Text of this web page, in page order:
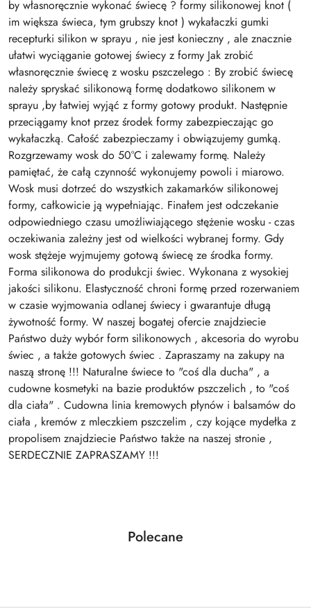
by własnoręcznie wykonać świecę ? formy silikonowej knot (
im większa świeca, tym grubszy knot ) wykałaczki gumki
recepturki silikon w sprayu , nie jest konieczny , ale znacznie
ułatwi wyciąganie gotowej świecy z formy Jak zrobić
własnoręcznie świecę z wosku pszczelego : By zrobić świecę
należy spryskać silikonową formę dodatkowo silikonem w
sprayu ,by łatwiej wyjąć z formy gotowy produkt. Następnie
przeciągamy knot przez środek formy zabezpieczając go
wykałaczką. Całość zabezpieczamy i obwiązujemy gumką.
Rozgrzewamy wosk do 50°C i zalewamy formę. Należy
pamiętać, że całą czynność wykonujemy powoli i miarowo.
Wosk musi dotrzeć do wszystkich zakamarków silikonowej
formy, całkowicie ją wypełniając. Finałem jest odczekanie
odpowiedniego czasu umożliwiającego stężenie wosku - czas
oczekiwania zależny jest od wielkości wybranej formy. Gdy
wosk stężeje wyjmujemy gotową świecę ze środka formy.
Forma silikonowa do produkcji świec. Wykonana z wysokiej
jakości silikonu. Elastyczność chroni formę przed rozerwaniem
w czasie wyjmowania odlanej świecy i gwarantuje długą
żywotność formy. W naszej bogatej ofercie znajdziecie
Państwo duży wybór form silikonowych , akcesoria do wyrobu
świec , a także gotowych świec . Zapraszamy na zakupy na
naszą stronę !!! Naturalne świece to "coś dla ducha" , a
cudowne kosmetyki na bazie produktów pszczelich , to "coś
dla ciała" . Cudowna linia kremowych płynów i balsamów do
ciała , kremów z mleczkiem pszczelim , czy kojące mydełka z
propolisem znajdziecie Państwo także na naszej stronie ,
SERDECZNIE ZAPRASZAMY !!!
Pomiń karuzelę produktów
Produkty
Polecane